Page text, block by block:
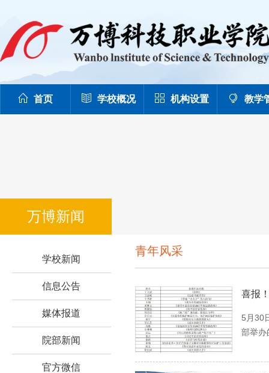
首页 学校概况 机构设置 教学
万博新闻
学校新闻
信息公告
媒体报道
院部新闻
官方微信
青年风采
喜报
5月30
部举办